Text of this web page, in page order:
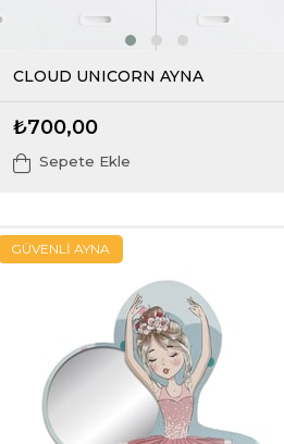
CLOUD UNICORN AYNA
₺700,00
Sepete Ekle
GÜVENLİ AYNA